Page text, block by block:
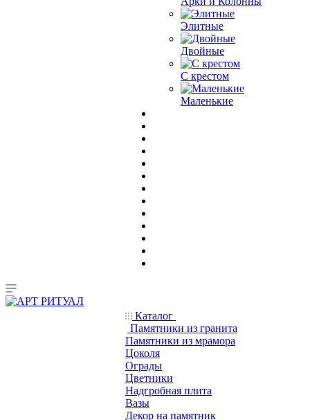
Элитные
Двойные
С крестом
Маленькие
Каталог
Памятники из гранита
Памятники из мрамора
Цоколя
Ограды
Цветники
Надгробная плита
Вазы
Декор на памятник